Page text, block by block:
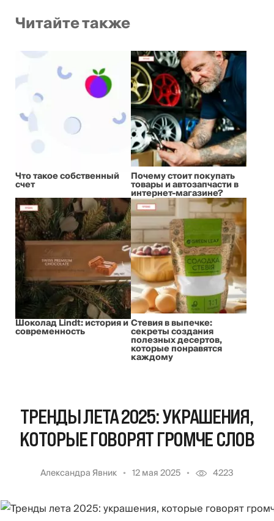
Читайте также
Что такое собственный
счет
Почему стоит покупать
товары и автозапчасти в
интернет-магазине?
Шоколад Lindt: история и
современность
Стевия в выпечке:
секреты создания
полезных десертов,
которые понравятся
каждому
ТРЕНДЫ ЛЕТА 2025: УКРАШЕНИЯ,
КОТОРЫЕ ГОВОРЯТ ГРОМЧЕ СЛОВ
Александра Явник 12 мая 2025 4223